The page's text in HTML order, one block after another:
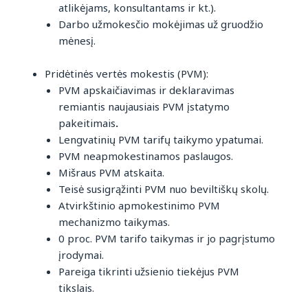
atlikėjams, konsultantams ir kt.).
Darbo užmokesčio mokėjimas už gruodžio
mėnesį.
Pridėtinės vertės mokestis (PVM):
PVM apskaičiavimas ir deklaravimas
remiantis naujausiais PVM įstatymo
pakeitimais.
Lengvatinių PVM tarifų taikymo ypatumai.
PVM neapmokestinamos paslaugos.
Mišraus PVM atskaita.
Teisė susigrąžinti PVM nuo beviltiškų skolų.
Atvirkštinio apmokestinimo PVM
mechanizmo taikymas.
0 proc. PVM tarifo taikymas ir jo pagrįstumo
įrodymai.
Pareiga tikrinti užsienio tiekėjus PVM
tikslais.